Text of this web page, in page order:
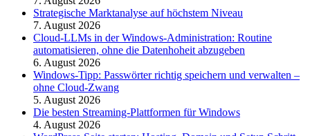
Strategische Marktanalyse auf höchstem Niveau
7. August 2026
Cloud-LLMs in der Windows-Administration: Routine
automatisieren, ohne die Datenhoheit abzugeben
6. August 2026
Windows-Tipp: Passwörter richtig speichern und verwalten –
ohne Cloud-Zwang
5. August 2026
Die besten Streaming-Plattformen für Windows
4. August 2026